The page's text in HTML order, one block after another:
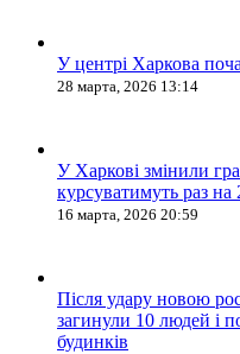
У центрі Харкова
28 марта, 2026 13:14
У Харкові змінили
курсуватимуть раз
16 марта, 2026 20:59
Після удару новою
загинули 10 людей і
будинків